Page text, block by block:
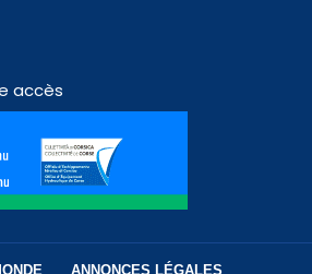
accès
ANNONCES LÉGALES